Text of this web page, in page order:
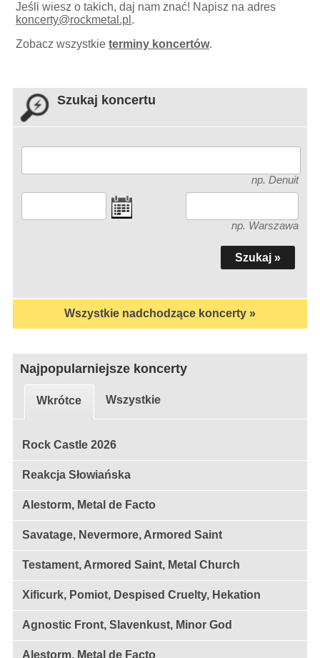
Jeśli wiesz o takich, daj nam znać! Napisz na adres
koncerty@rockmetal.pl .
Zobacz wszystkieterminy koncertów.
Szukaj koncertu
np. Denuit
np. Warszawa
Wszystkie nadchodzące koncerty »
Najpopularniejsze koncerty
Wkrótce Wszystkie
Rock Castle 2026
Reakcja Słowiańska
Alestorm, Metal de Facto
Savatage, Nevermore, Armored Saint
Testament, Armored Saint, Metal Church
Xificurk, Pomiot, Despised Cruelty, Hekation
Agnostic Front, Slavenkust, Minor God
Alestorm, Metal de Facto